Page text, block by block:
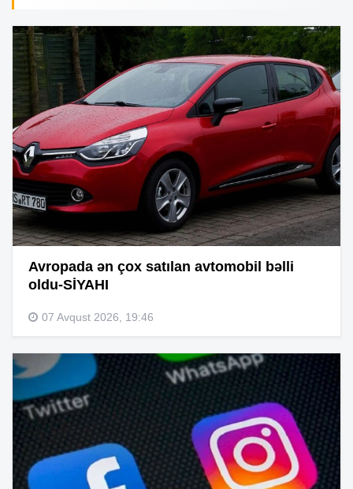
Avropada ən çox satılan avtomobil bəlli
oldu-SİYAHI
07 Avqust 2026, 19:46